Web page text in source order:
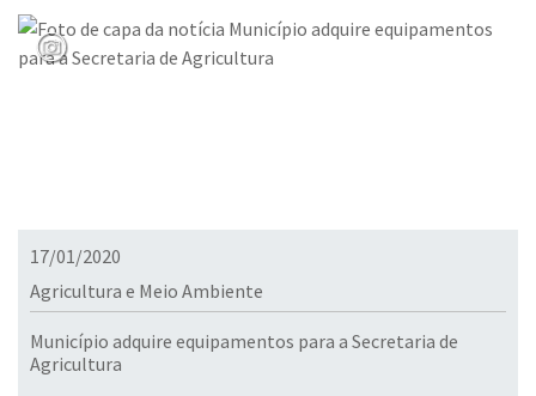
17/01/2020
Agricultura e Meio Ambiente
Município adquire equipamentos para a Secretaria de
Agricultura